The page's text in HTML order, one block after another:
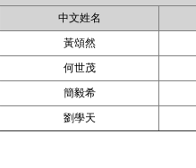
中文姓名
黃頌然
何世茂
簡毅希
劉學天